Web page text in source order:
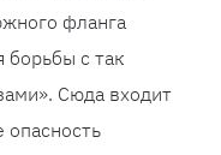
фланга
борьбы с так
Сюда входит
опасность